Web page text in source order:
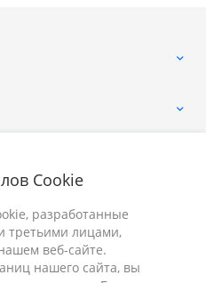
Cookie
разработанные
третьими лицами,
веб-сайте.
нашего сайта, вы